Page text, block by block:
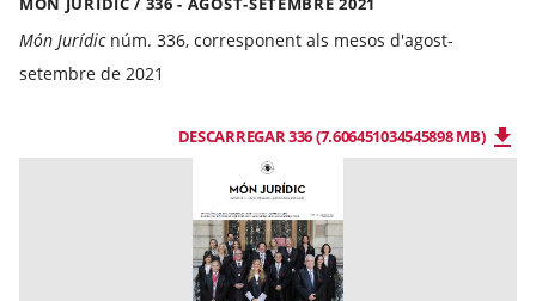
Món Jurídicnúm. 336, corresponent als mesos d'agost-
setembre de 2021
DESCARREGAR 336 (7.606451034545898 MB)